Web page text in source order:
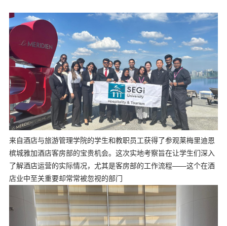
来自酒店与旅游管理学院的学生和教职员工获得了参观莱梅里迪恩
槟城雅加酒店客房部的宝贵机会。这次实地考察旨在让学生们深入
了解酒店运营的实际情况，尤其是客房部的工作流程——这个在酒
店业中至关重要却常常被忽视的部门